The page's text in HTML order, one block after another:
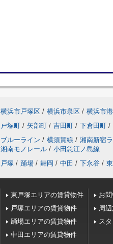
横浜市戸塚区 / 横浜市泉区 / 横浜市
戸塚町 / 矢部町 / 吉田町 / 下倉田町 /
ブルーライン / 横須賀線 / 湘南新宿
湘南モノレール / 小田急江ノ島線
戸塚 / 踊場 / 舞岡 / 中田 / 下永谷 /
東戸塚エリアの賃貸物件
戸塚エリアの賃貸物件
踊場エリアの賃貸物件
中田エリアの賃貸物件
お
周
ス